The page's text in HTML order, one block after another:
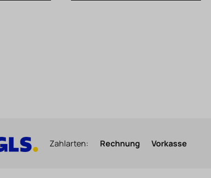
Zahlarten: Rechnung Vorkasse